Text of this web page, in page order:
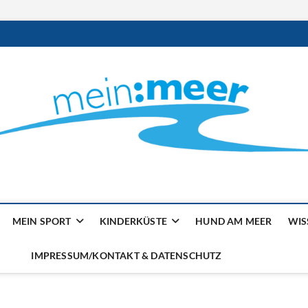
MEIN SPORT KINDERKÜSTE HUND AM MEER
IMPRESSUM/KONTAKT & DATENSCHUTZ